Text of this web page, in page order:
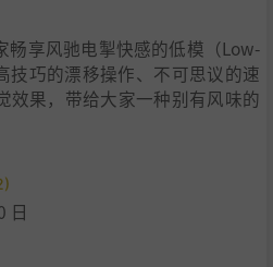
畅享风驰电掣快感的低模（Low-
技巧的漂移操作、不可思议的速
效果，带给大家一种别有风味的
日